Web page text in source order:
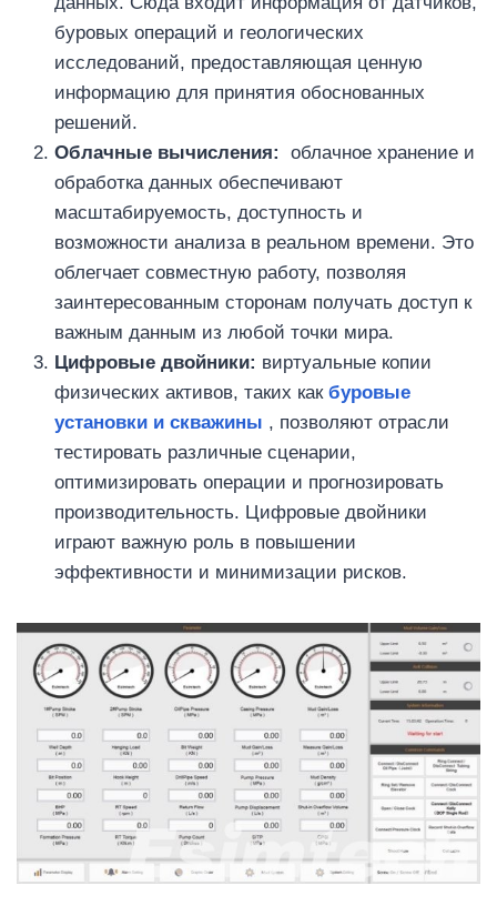
буровых операций и геологических
исследований, предоставляющая ценную
информацию для принятия обоснованных
решений.
Облачные вычисления:
облачное хранение и
обработка данных обеспечивают
масштабируемость, доступность и
возможности анализа в реальном времени. Это
облегчает совместную работу, позволяя
заинтересованным сторонам получать доступ к
важным данным из любой точки мира.
Цифровые двойники: виртуальные копии
физических активов, таких как буровые
установки и скважины , позволяют отрасли
тестировать различные сценарии,
оптимизировать операции и прогнозировать
производительность. Цифровые двойники
играют важную роль в повышении
эффективности и минимизации рисков.